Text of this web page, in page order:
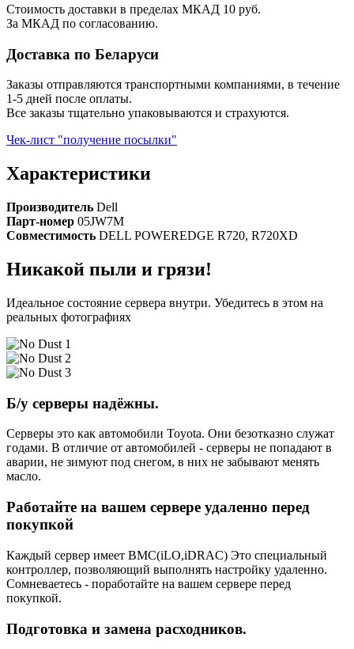
Стоимость доставки в пределах МКАД 10 руб.
За МКАД по согласованию.
Доставка по Беларуси
Заказы отправляются транспортными компаниями, в течение
1-5 дней после оплаты.
Все заказы тщательно упаковываются и страхуются.
Чек-лист "получение посылки"
Характеристики
Производитель Dell
Парт-номер 05JW7M
Совместимость DELL POWEREDGE R720, R720XD
Никакой пыли и грязи!
Идеальное состояние сервера внутри. Убедитесь в этом на
реальных фотографиях
Б/у серверы надёжны.
Серверы это как автомобили Toyota. Они безотказно служат
годами. В отличие от автомобилей - серверы не попадают в
аварии, не зимуют под снегом, в них не забывают менять
масло.
Работайте на вашем сервере удаленно перед
покупкой
Каждый сервер имеет BMC(iLO,iDRAC) Это специальный
контроллер, позволяющий выполнять настройку удаленно.
Сомневаетесь - поработайте на вашем сервере перед
покупкой.
Подготовка и замена расходников.